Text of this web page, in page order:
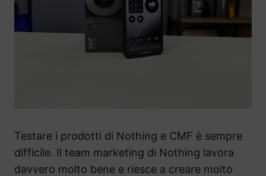
Testare i prodotti di Nothing e CMF è sempre
difficile. Il team marketing di Nothing lavora
davvero molto bene e riesce a creare molto